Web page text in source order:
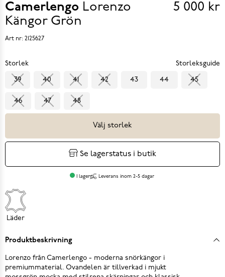
Camerlengo Lorenzo
Kängor Grön
Pris
5 000 kr
Art nr: 2125627
Storlek Storleksguide
39 40 41 42 43 44 45
46 47 48
Välj storlek
Se lagerstatus i butik
I lager Leverans inom 2-5 dagar
Läder
Produktbeskrivning
Lorenzo från Camerlengo - moderna snörkängor i
premiummaterial. Ovandelen är tillverkad i mjukt